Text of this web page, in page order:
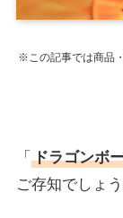
※この記事では商品
「 ドラゴンボ
ご存知でしょう